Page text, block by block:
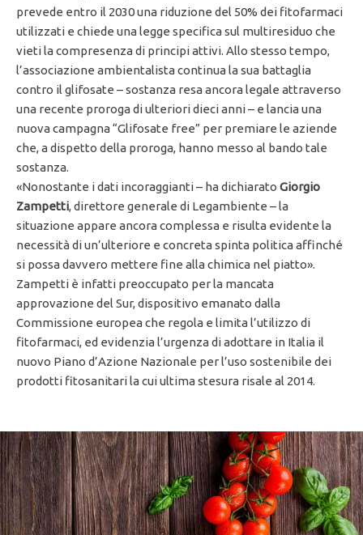
prevede entro il 2030 una riduzione del 50% dei fitofarmaci
utilizzati e chiede una legge specifica sul multiresiduo che
vieti la compresenza di principi attivi. Allo stesso tempo,
l’associazione ambientalista continua la sua battaglia
contro il glifosate – sostanza resa ancora legale attraverso
una recente proroga di ulteriori dieci anni – e lancia una
nuova campagna “Glifosate free” per premiare le aziende
che, a dispetto della proroga, hanno messo al bando tale
sostanza.
«Nonostante i dati incoraggianti – ha dichiarato Giorgio
Zampetti, direttore generale di Legambiente – la
situazione appare ancora complessa e risulta evidente la
necessità di un’ulteriore e concreta spinta politica affinché
si possa davvero mettere fine alla chimica nel piatto».
Zampetti è infatti preoccupato per la mancata
approvazione del Sur, dispositivo emanato dalla
Commissione europea che regola e limita l’utilizzo di
fitofarmaci, ed evidenzia l’urgenza di adottare in Italia il
nuovo Piano d’Azione Nazionale per l’uso sostenibile dei
prodotti fitosanitari la cui ultima stesura risale al 2014.